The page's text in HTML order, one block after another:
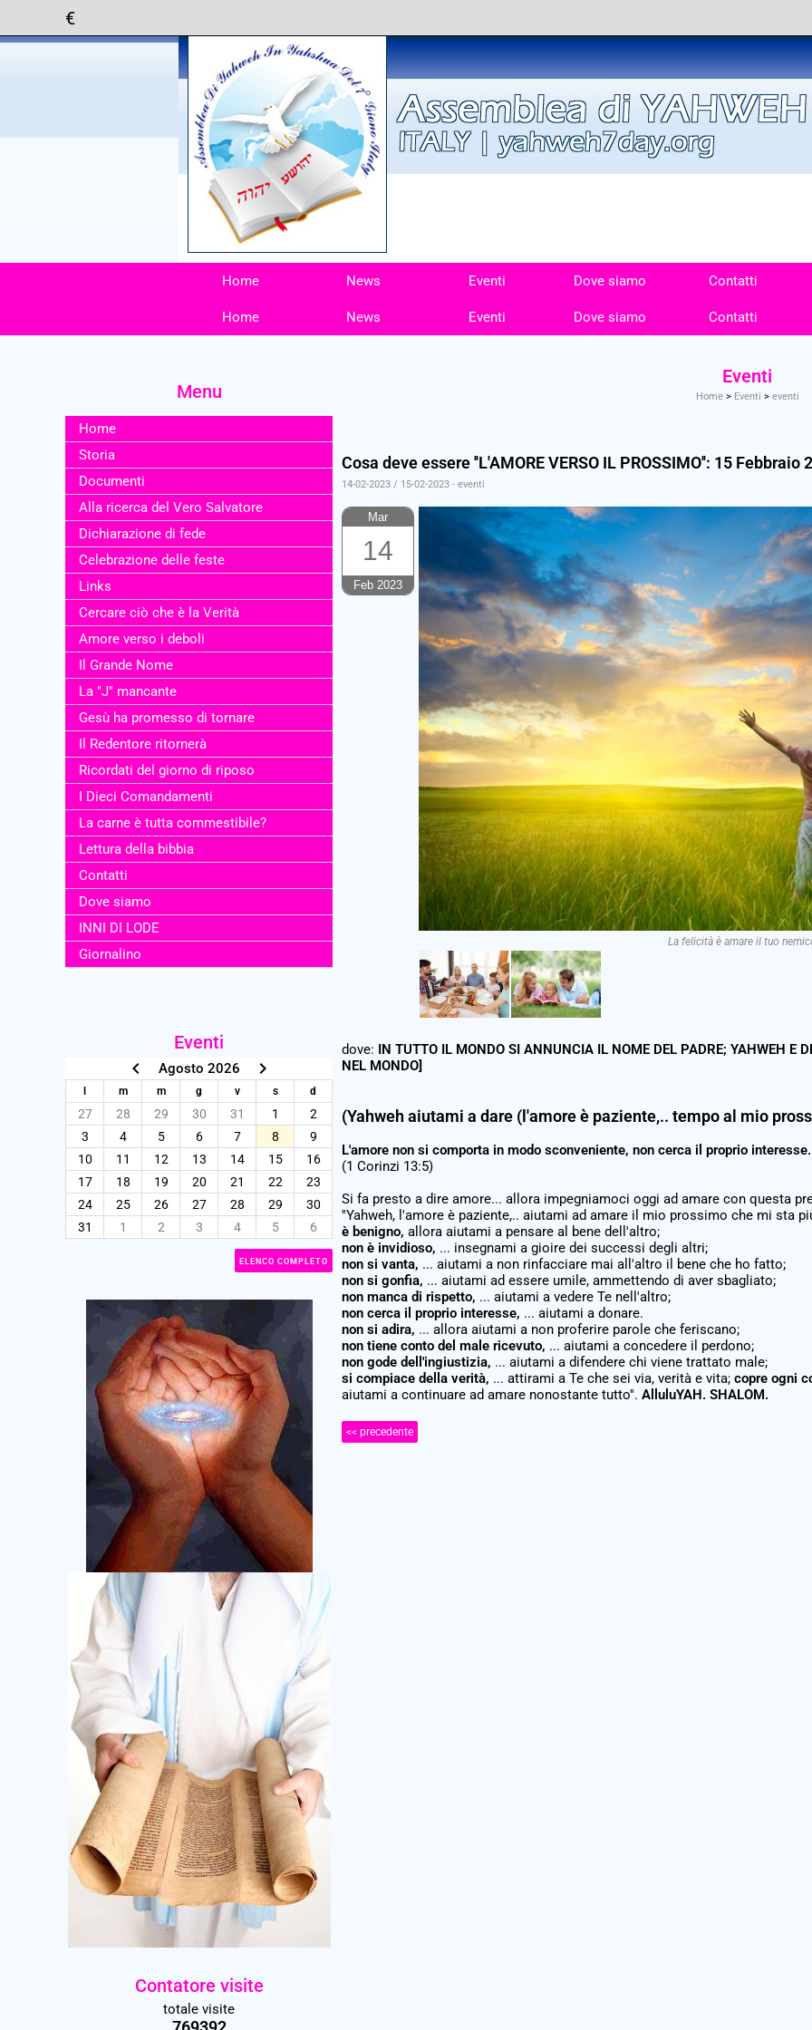
Home News Eventi Dove siamo Contatti
Home News Eventi Dove siamo Contatti
Menu
Home
Storia
Documenti
Alla ricerca del Vero Salvatore
Dichiarazione di fede
Celebrazione delle feste
Links
Cercare ciò che è la Verità
Amore verso i deboli
Il Grande Nome
La "J" mancante
Gesù ha promesso di tornare
Il Redentore ritornerà
Ricordati del giorno di riposo
I Dieci Comandamenti
La carne è tutta commestibile?
Lettura della bibbia
Contatti
Dove siamo
INNI DI LODE
Giornalino
Eventi
keyboard_arrow_left
Agosto 2026 keyboard_arrow_right
m m g v s d
27 28 29 30 31 1
2
3
4 5 6 7 8
9
10
11 12 13 14 15
16
17
18 19 20 21 22
23
24
25 26 27 28 29
30
31
1 2 3 4 5 6
ELENCO COMPLETO
Contatore visite
totale visite
Eventi
Home> Eventi > eventi
Cosa deve essere ''L'AMORE VERSO IL PROSSIMO'': 15 Febbraio
14-02-2023 / 15-02-2023 - eventi
Mar
14
Feb 2023
La felicità è amare il tuo
dove: IN TUTTO IL MONDO SI ANNUNCIA IL NOME DEL PADRE; YAHWEH E
NEL MONDO]
(Yahweh aiutami a dare (l'amore è paziente,.. tempo al mio
L'amore non si comporta in modo sconveniente, non cerca il proprio interesse.
(1 Corinzi 13:5)
Si fa presto a dire amore... allora impegniamoci oggi ad amare con questa
''Yahweh, l'amore è paziente,.. aiutami ad amare il mio prossimo che mi sta
è benigno, allora aiutami a pensare al bene dell'altro;
non è invidioso, ... insegnami a gioire dei successi degli altri;
non si vanta, ... aiutami a non rinfacciare mai all'altro il bene che ho fatto;
non si gonfia, ... aiutami ad essere umile, ammettendo di aver sbagliato;
non manca di rispetto, ... aiutami a vedere Te nell'altro;
non cerca il proprio interesse, ... aiutami a donare.
non si adira, ... allora aiutami a non proferire parole che feriscano;
non tiene conto del male ricevuto, ... aiutami a concedere il perdono;
non gode dell'ingiustizia, ... aiutami a difendere chi viene trattato male;
si compiace della verità, ... attirami a Te che sei via, verità e vita; copre ogni
aiutami a continuare ad amare nonostante tutto''. AlluluYAH. SHALOM.
<< precedente